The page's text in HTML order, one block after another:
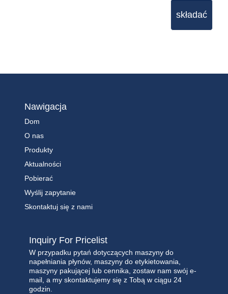
składać
Nawigacja
Dom
O nas
Produkty
Aktualności
Pobierać
Wyślij zapytanie
Skontaktuj się z nami
Inquiry For Pricelist
W przypadku pytań dotyczących maszyny do
napełniania płynów, maszyny do etykietowania,
maszyny pakującej lub cennika, zostaw nam swój e-
mail, a my skontaktujemy się z Tobą w ciągu 24
godzin.